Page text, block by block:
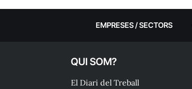
EMPRESES / SECTORS
QUI SOM?
El Diari del Treball